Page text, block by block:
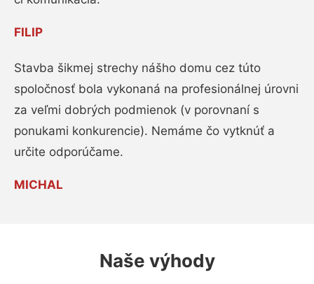
FILIP
Stavba šikmej strechy nášho domu cez túto
spoločnosť bola vykonaná na profesionálnej úrovni
za veľmi dobrých podmienok (v porovnaní s
ponukami konkurencie). Nemáme čo vytknúť a
určite odporúčame.
MICHAL
Naše výhody